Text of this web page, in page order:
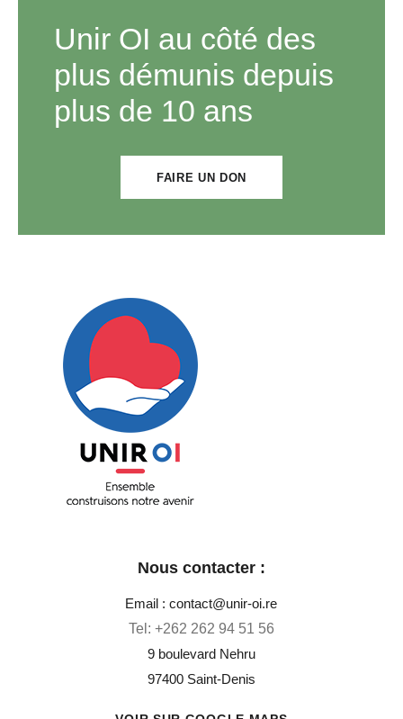
Unir OI au côté des
plus démunis depuis
plus de 10 ans
FAIRE UN DON
Ensemble construisons notre avenir
Nous contacter :
Email : contact@unir-oi.re
Tel: +262 262 94 51 56
9 boulevard Nehru
97400 Saint-Denis